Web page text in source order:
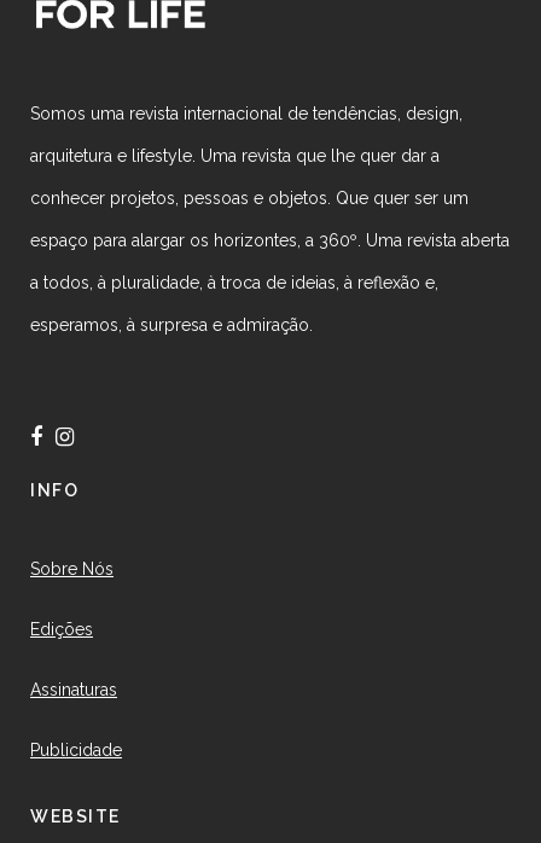
Somos uma revista internacional de tendências, design,
arquitetura e lifestyle. Uma revista que lhe quer dar a
conhecer projetos, pessoas e objetos. Que quer ser um
espaço para alargar os horizontes, a 360º. Uma revista aberta
a todos, à pluralidade, à troca de ideias, à reflexão e,
esperamos, à surpresa e admiração.
INFO
Sobre Nós
Edições
Assinaturas
Publicidade
WEBSITE